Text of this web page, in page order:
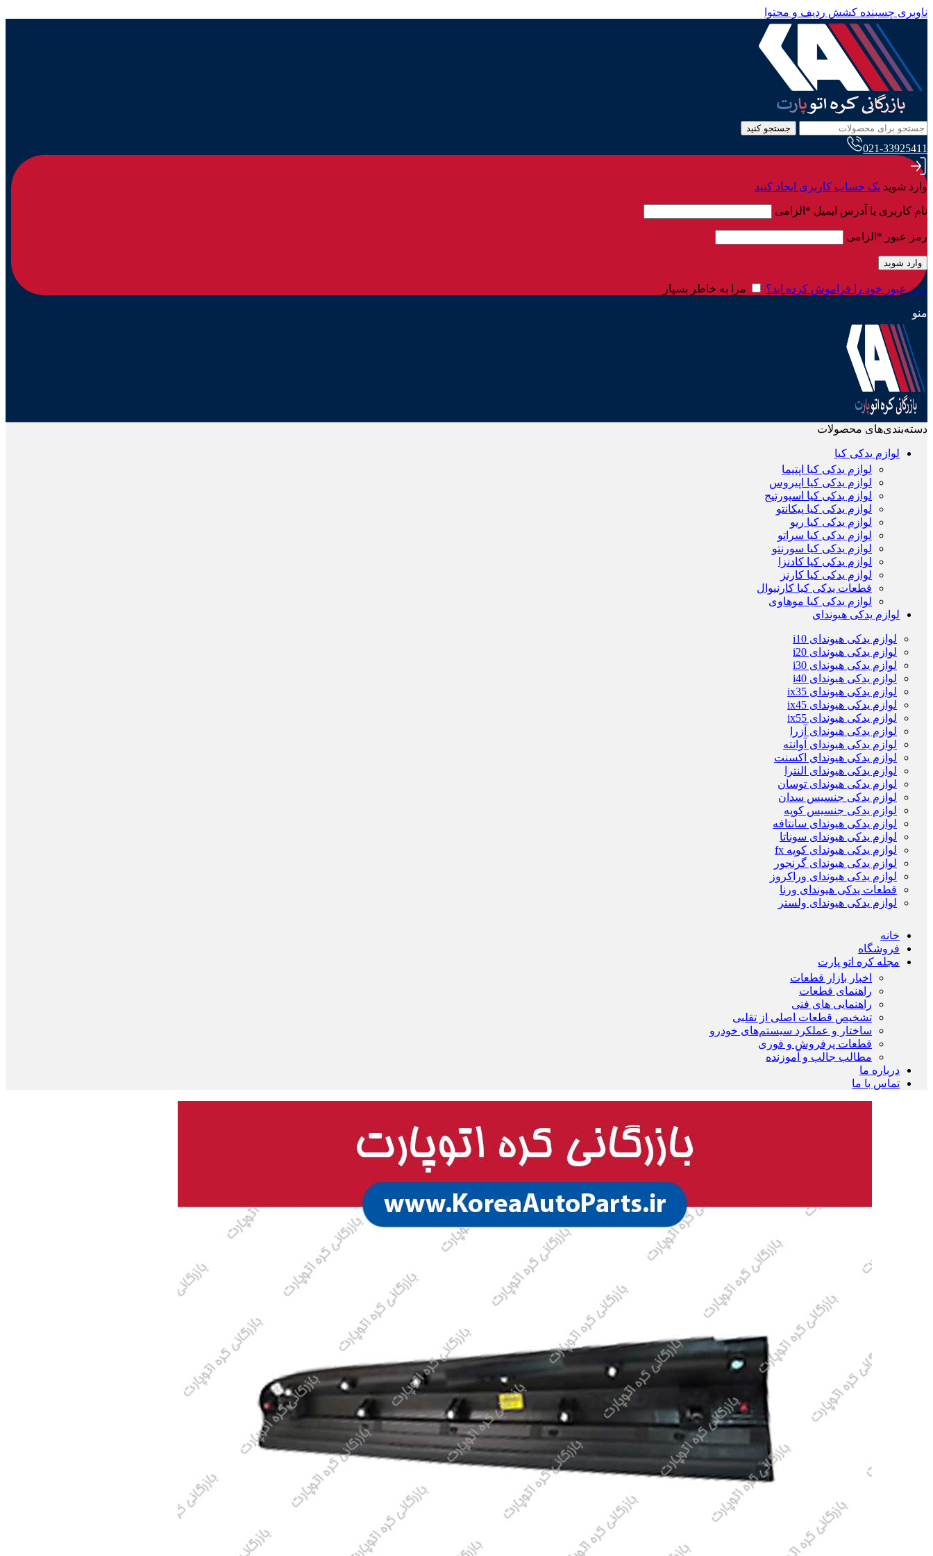
ناوبری چسبنده کشش ردیف و محتوا
جستجو کنید
021-33925411
وارد شوید یک حساب کاربری ایجاد کنید
نام کاربری یا آدرس ایمیل * الزامی
رمز عبور * الزامی
وارد شوید
رمز عبور خود را فراموش کرده اید؟ مرا به خاطر بسپار
منو
دسته‌بندی‌های محصولات
لوازم یدکی کیا
لوازم یدکی کیا اپتیما
لوازم یدکی کیا اپیروس
لوازم یدکی کیا اسپورتیج
لوازم یدکی کیا پیکانتو
لوازم یدکی کیا ریو
لوازم یدکی کیا سراتو
لوازم یدکی کیا سورنتو
لوازم یدکی کیا کادنزا
لوازم یدکی کیا کارنز
قطعات یدکی کیا کارنیوال
لوازم یدکی کیا موهاوی
لوازم یدکی هیوندای
لوازم یدکی هیوندای i10
لوازم یدکی هیوندای i20
لوازم یدکی هیوندای i30
لوازم یدکی هیوندای i40
لوازم یدکی هیوندای ix35
لوازم یدکی هیوندای ix45
لوازم یدکی هیوندای ix55
لوازم یدکی هیوندای آزرا
لوازم یدکی هیوندای آوانته
لوازم یدکی هیوندای اکسنت
لوازم یدکی هیوندای النترا
لوازم یدکی هیوندای توسان
لوازم یدکی جنسیس سدان
لوازم یدکی جنسیس کوپه
لوازم یدکی هیوندای سانتافه
لوازم یدکی هیوندای سوناتا
لوازم یدکی هیوندای کوپه fx
لوازم یدکی هیوندای گرنجور
لوازم یدکی هیوندای وراکروز
قطعات یدکی هیوندای ورنا
لوازم یدکی هیوندای ولستر
خانه
فروشگاه
مجله کره اتو پارت
اخبار بازار قطعات
راهنمای قطعات
راهنمایی های فنی
تشخیص قطعات اصلی از تقلبی
ساختار و عملکرد سیستم‌های خودرو
قطعات پرفروش و فوری
مطالب جالب و آموزنده
درباره ما
تماس با ما